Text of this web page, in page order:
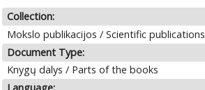
Collection:
Mokslo publikacijos / Scientific publications
Document Type:
Knygų dalys / Parts of the books